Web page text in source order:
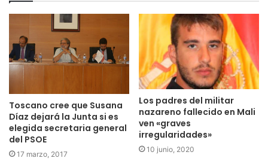
Toscano cree que Susana
Díaz dejará la Junta si es
elegida secretaria general
del PSOE
17 marzo, 2017
Los padres del militar
nazareno fallecido en Mali
ven «graves
irregularidades»
10 junio, 2020